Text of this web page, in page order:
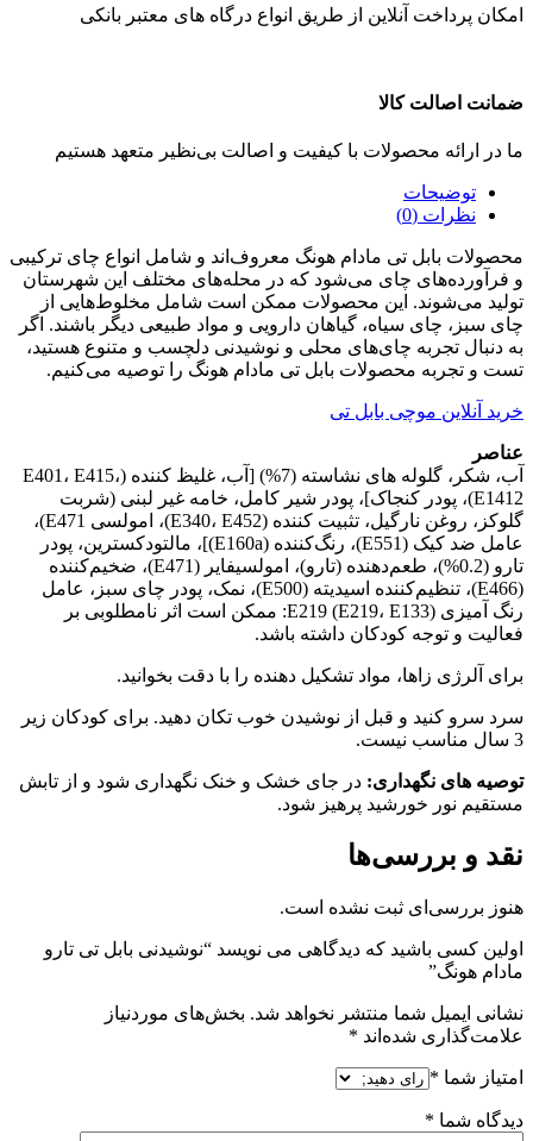
امکان پرداخت آنلاین از طریق انواع درگاه های معتبر بانکی
ضمانت اصالت کالا
ما در ارائه محصولات با کیفیت و اصالت بی‌نظیر متعهد هستیم
توضیحات
نظرات (0)
محصولات بابل تی مادام هونگ معروف‌اند و شامل انواع چای ترکیبی
و فرآورده‌های چای می‌شود که در محله‌های مختلف این شهرستان
تولید می‌شوند. این محصولات ممکن است شامل مخلوط‌هایی از
چای سبز، چای سیاه، گیاهان دارویی و مواد طبیعی دیگر باشند. اگر
به دنبال تجربه چای‌های محلی و نوشیدنی دلچسب و متنوع هستید،
تست و تجربه محصولات بابل تی مادام هونگ را توصیه می‌کنیم.
خرید آنلاین موچی بابل تی
عناصر
آب، شکر، گلوله های نشاسته (7%) [آب، غلیظ کننده (E401، E415،
E1412)، پودر کنجاک]، پودر شیر کامل، خامه غیر لبنی (شربت
گلوکز، روغن نارگیل، تثبیت کننده (E340، E452)، امولسی E471)،
عامل ضد کیک (E551)، رنگ‌کننده (E160a)]، مالتودکسترین، پودر
تارو (0.2%)، طعم‌دهنده (تارو)، امولسیفایر (E471)، ضخیم‌کننده
(E466)، تنظیم‌کننده اسیدیته (E500)، نمک، پودر چای سبز، عامل
رنگ آمیزی (E219، E133) E219: ممکن است اثر نامطلوبی بر
فعالیت و توجه کودکان داشته باشد.
برای آلرژی زاها، مواد تشکیل دهنده را با دقت بخوانید.
سرد سرو کنید و قبل از نوشیدن خوب تکان دهید. برای کودکان زیر
3 سال مناسب نیست.
توصیه های نگهداری: در جای خشک و خنک نگهداری شود و از تابش
مستقیم نور خورشید پرهیز شود.
نقد و بررسی‌ها
هنوز بررسی‌ای ثبت نشده است.
اولین کسی باشید که دیدگاهی می نویسد “نوشیدنی بابل تی تارو
مادام هونگ”
نشانی ایمیل شما منتشر نخواهد شد. بخش‌های موردنیاز
علامت‌گذاری شده‌اند *
امتیاز شما *
دیدگاه شما *